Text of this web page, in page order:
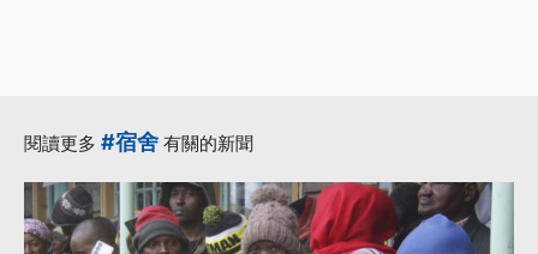
閱讀更多 #宿舍 有關的新聞